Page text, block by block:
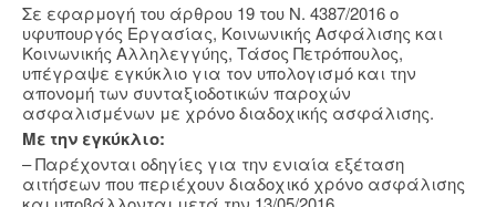
Σε εφαρμογή του άρθρου 19 του Ν. 4387/2016 ο
υφυπουργός Εργασίας, Κοινωνικής Ασφάλισης και
Κοινωνικής Αλληλεγγύης, Τάσος Πετρόπουλος,
υπέγραψε εγκύκλιο για τον υπολογισμό και την
απονομή των συνταξιοδοτικών παροχών
ασφαλισμένων με χρόνο διαδοχικής ασφάλισης.
Με την εγκύκλιο:
– Παρέχονται οδηγίες για την ενιαία εξέταση
αιτήσεων που περιέχουν διαδοχικό χρόνο ασφάλισης